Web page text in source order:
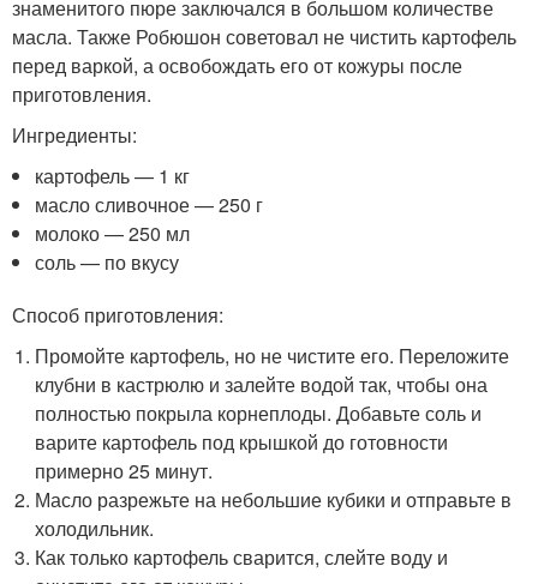
знаменитого пюре заключался в большом количестве
масла. Также Робюшон советовал не чистить картофель
перед варкой, а освобождать его от кожуры после
приготовления.
Ингредиенты:
картофель — 1 кг
масло сливочное — 250 г
молоко — 250 мл
соль — по вкусу
Способ приготовления:
Промойте картофель, но не чистите его. Переложите
клубни в кастрюлю и залейте водой так, чтобы она
полностью покрыла корнеплоды. Добавьте соль и
варите картофель под крышкой до готовности
примерно 25 минут.
Масло разрежьте на небольшие кубики и отправьте в
холодильник.
Как только картофель сварится, слейте воду и